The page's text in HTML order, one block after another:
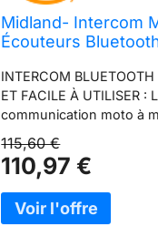
Midland- Intercom
Écouteurs
Smartphone, 4
INTERCOM
ET FACILE À UTILISER
communication moto à
lors de la conduite
de 500 m. Midland est
conformes à la nouvelle
COMPATIBILITÉ AVEC
BT Mini peut
115,60 €
110,97 €